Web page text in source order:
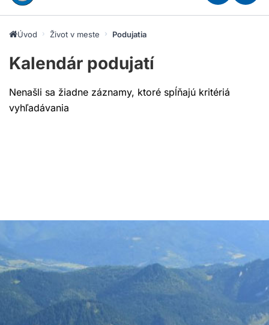
Úvod Život v meste Podujatia
Kalendár podujatí
Nenašli sa žiadne záznamy, ktoré spĺňajú kritériá
vyhľadávania